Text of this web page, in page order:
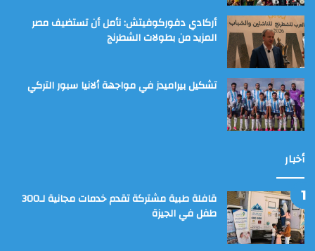
أركادي دفوركوفيتش: نأمل أن تستضيف مصر
المزيد من بطولات الشطرنج
تشكيل بيراميدز في مواجهة ألانيا سبور التركي
أخبار
قافلة طبية مشتركة تقدم خدمات مجانية لـ300
طفل في الجيزة